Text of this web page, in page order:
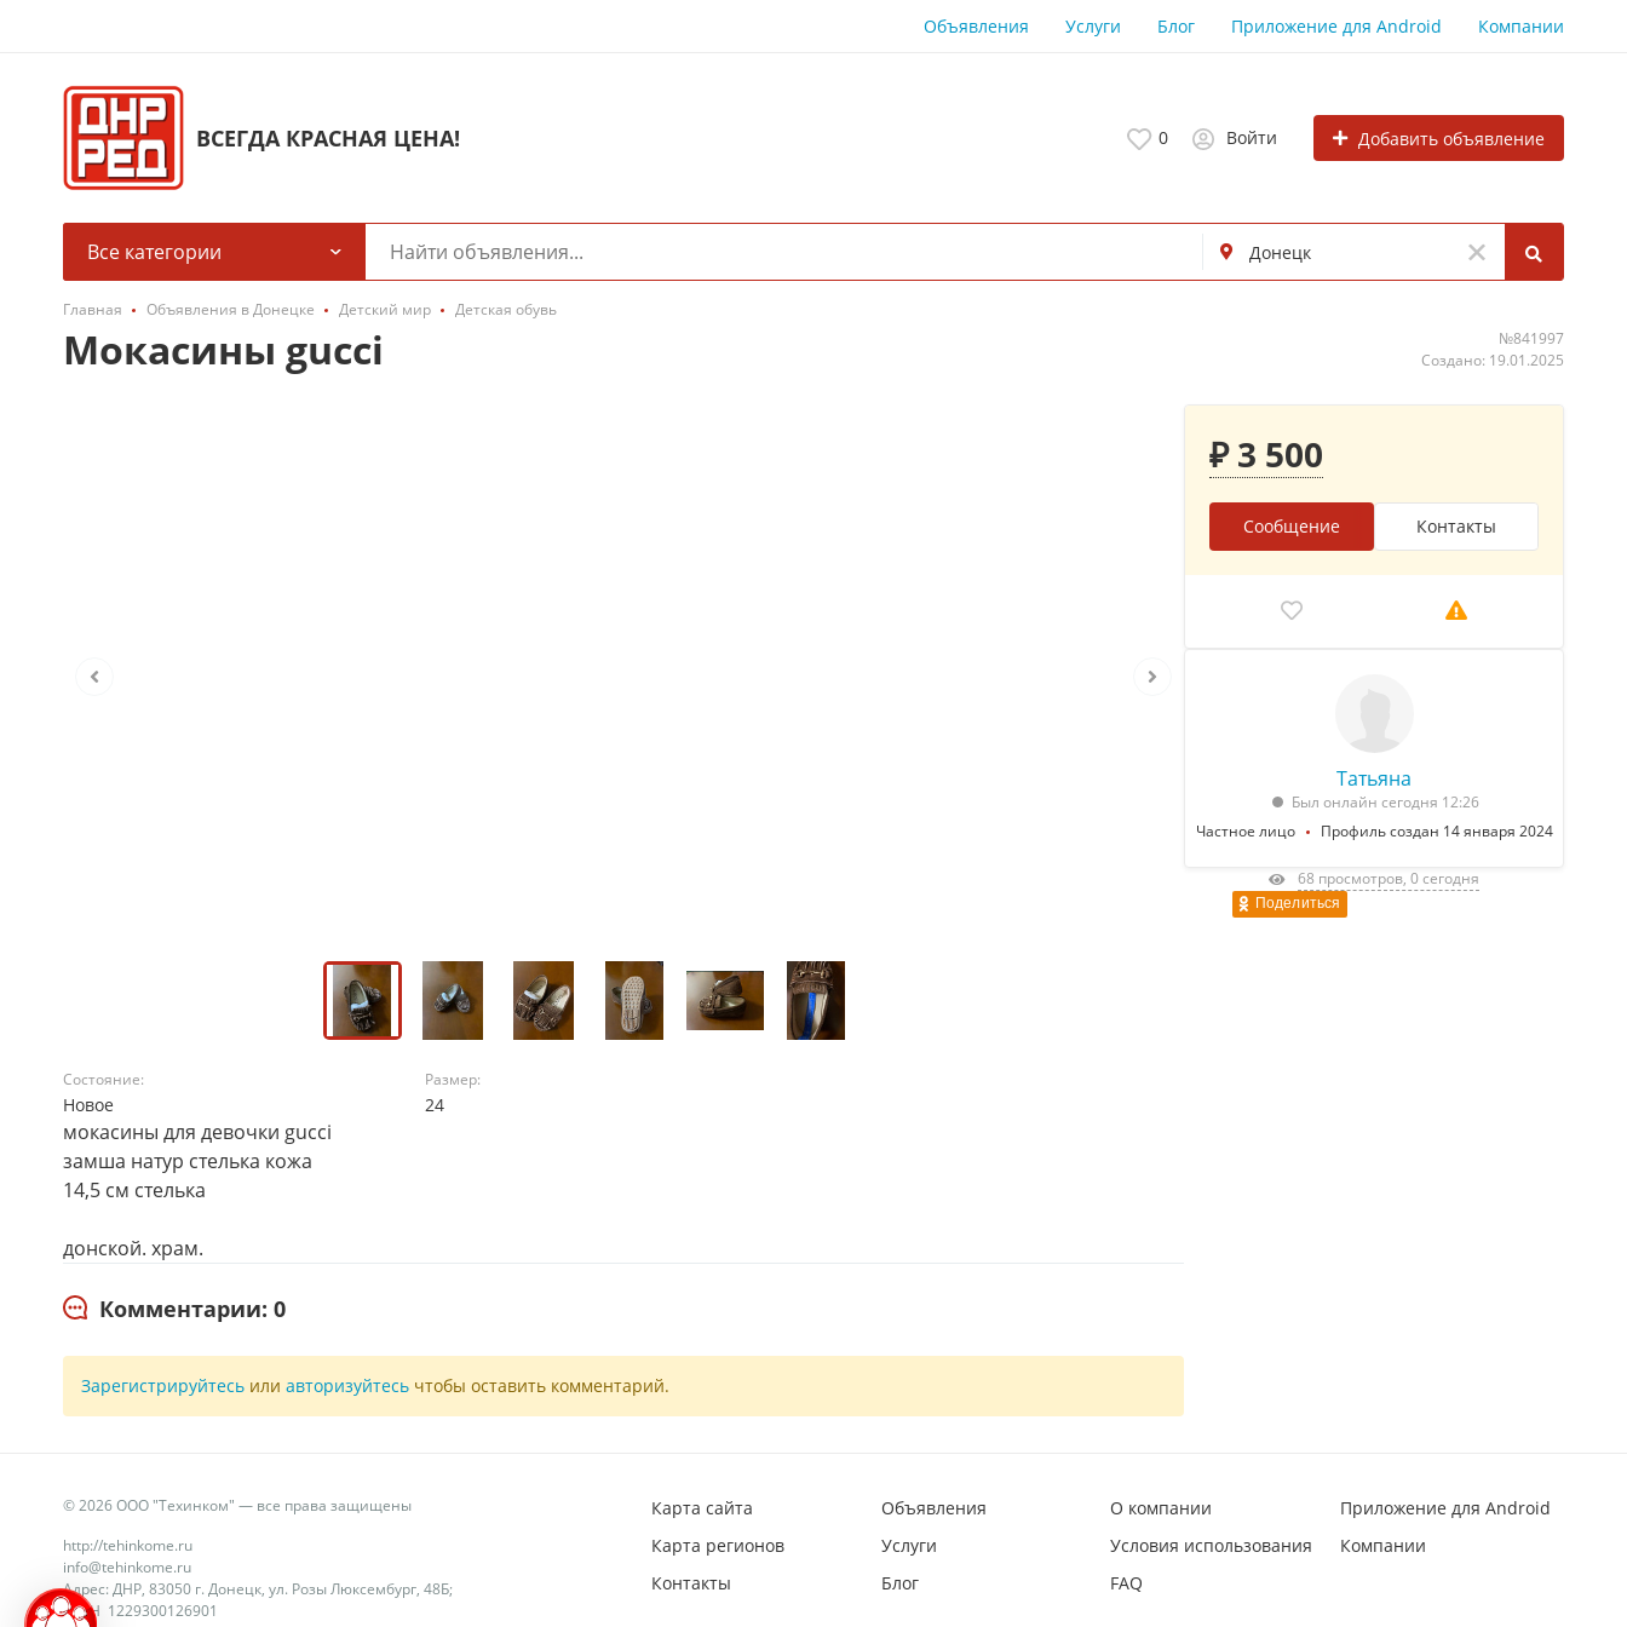
Объявления Услуги Блог Приложение для Android Компании
ВСЕГДА КРАСНАЯ ЦЕНА! 0 Войти Добавить объявление
Все категории
Главная Объявления в Донецке Детский мир Детская обувь
Мокасины gucci
№841997
Создано: 19.01.2025
Состояние:
Новое
Размер:
24
мокасины для девочки gucci
замша натур стелька кожа
14,5 см стелька
донской. храм.
Комментарии: 0
Зарегистрируйтесь или авторизуйтесь чтобы оставить комментарий.
₽ 3 500
Сообщение Контакты
Татьяна
Был онлайн сегодня 12:26
Частное лицо
Профиль создан 14 января 2024
68 просмотров, 0 сегодня
Поделиться
© 2026 ООО "Техинком" — все права защищены
http://tehinkome.ru
info@tehinkome.ru
Адрес: ДНР, 83050 г. Донецк, ул. Розы Люксембург, 48Б;
ОГРН 1229300126901
Карта сайта
Карта регионов
Контакты
Объявления
Услуги
Блог
О компании
Условия использования
FAQ
Приложение для Android
Компании